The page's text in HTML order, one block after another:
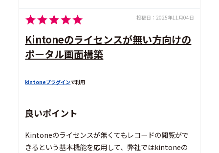
投稿日： 2025年11月04日
Kintoneのライセンスが無い方向けの
ポータル画面構築
kintoneプラグインで利用
良いポイント
Kintoneのライセンスが無くてもレコードの閲覧がで
きるという基本機能を応用して、弊社ではkintoneの